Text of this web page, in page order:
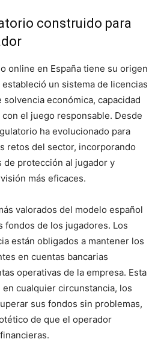
construido para
online en España tiene su origen
estableció un sistema de licencias
económica, capacidad
el juego responsable. Desde
ha evolucionado para
retos del sector, incorporando
de protección al jugador y
más eficaces.
valorados del modelo español
fondos de los jugadores. Los
están obligados a mantener los
en cuentas bancarias
operativas de la empresa. Esta
en cualquier circunstancia, los
sus fondos sin problemas,
de que el operador